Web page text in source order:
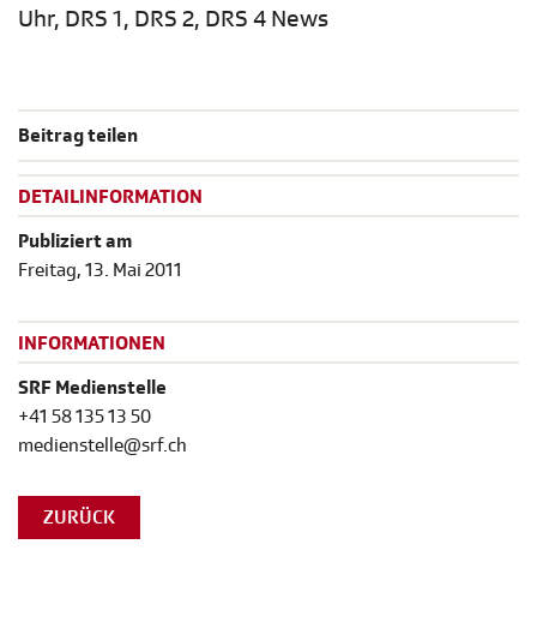
Uhr, DRS 1, DRS 2, DRS 4 News
Beitrag teilen
DETAILINFORMATION
Publiziert am
Freitag, 13. Mai 2011
INFORMATIONEN
SRF Medienstelle
+41 58 135 13 50
medienstelle@srf.ch
ZURÜCK